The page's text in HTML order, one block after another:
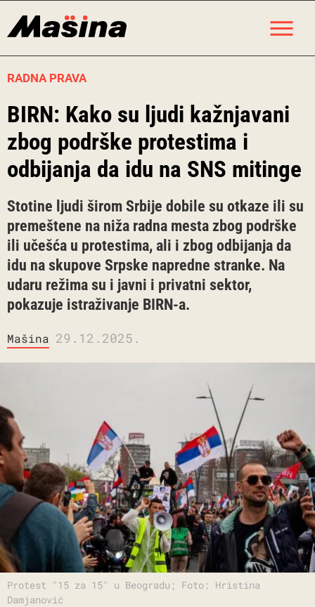
RADNA PRAVA
BIRN: Kako su ljudi kažnjavani
zbog podrške protestima i
odbijanja da idu na SNS mitinge
Stotine ljudi širom Srbije dobile su otkaze ili su
premeštene na niža radna mesta zbog podrške
ili učešća u protestima, ali i zbog odbijanja da
idu na skupove Srpske napredne stranke. Na
udaru režima su i javni i privatni sektor,
pokazuje istraživanje BIRN-a.
Mašina 29.12.2025.
Protest "15 za 15" u Beogradu; Foto: Hristina
Damjanović